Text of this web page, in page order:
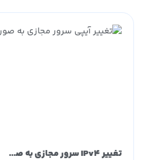
تغییر IPv4 سرور مجازی به صورت خودکار در پارس آپتایم